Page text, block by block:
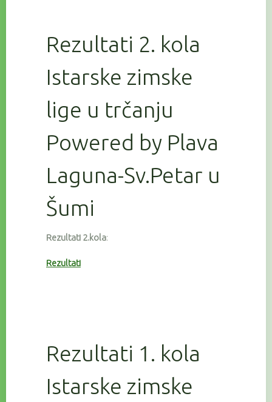
Rezultati 2. kola
Istarske zimske
lige u trčanju
Powered by Plava
Laguna-Sv.Petar u
Šumi
Rezultati 2.kola:
Rezultati
Rezultati 1. kola
Istarske zimske